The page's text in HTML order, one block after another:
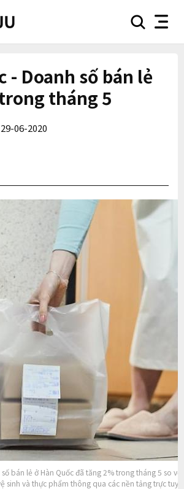
searchnav
- Doanh số bán lẻ
tháng 5
06-2020
số bán lẻ ở Hàn Quốc đã tăng 2% trong tháng 5 so
sinh và thực phẩm thông qua các nền tảng trực